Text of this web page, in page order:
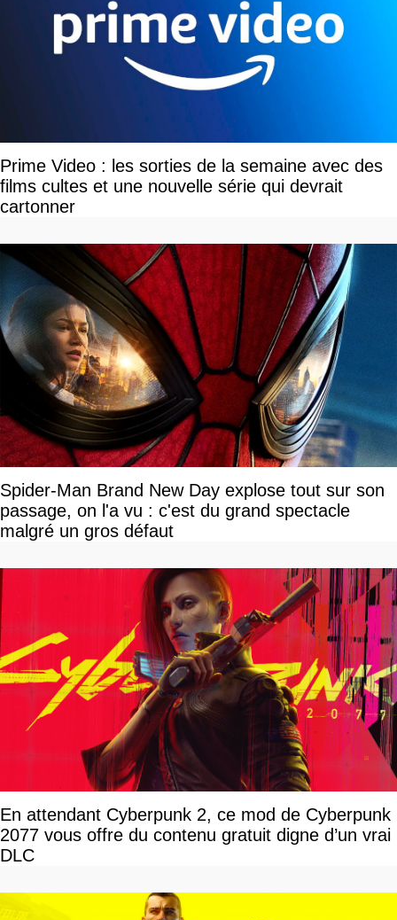
Prime Video : les sorties de la semaine avec des
films cultes et une nouvelle série qui devrait
cartonner
Spider-Man Brand New Day explose tout sur son
passage, on l'a vu : c'est du grand spectacle
malgré un gros défaut
En attendant Cyberpunk 2, ce mod de Cyberpunk
2077 vous offre du contenu gratuit digne d’un vrai
DLC